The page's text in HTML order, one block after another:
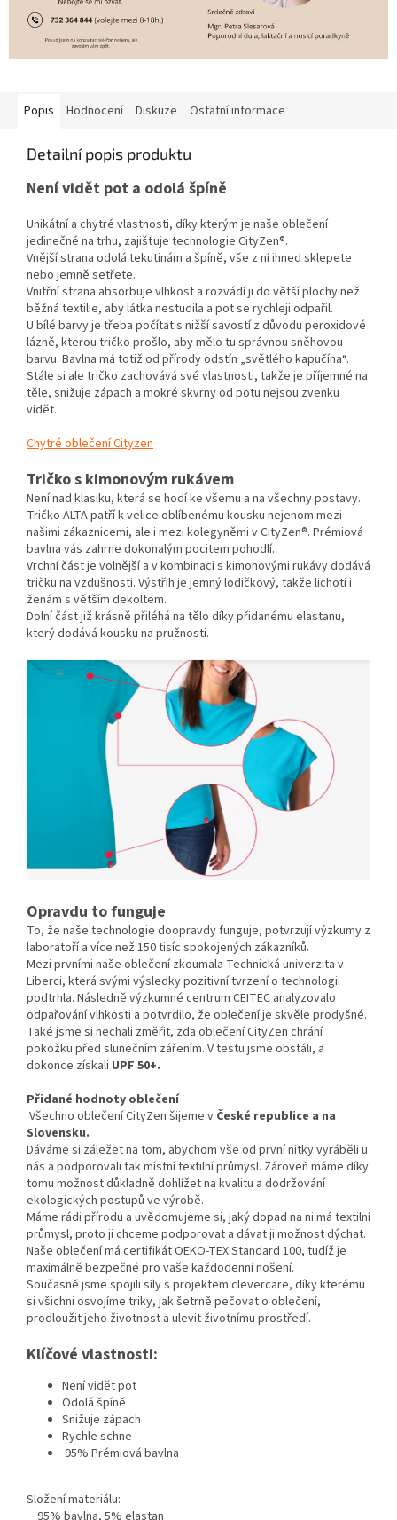
Popis Hodnocení Diskuze Ostatní informace
Detailní popis produktu
Není vidět pot a odolá špíně
Unikátní a chytré vlastnosti, díky kterým je naše oblečení
jedinečné na trhu, zajišťuje technologie CityZen®.
Vnější strana odolá tekutinám a špíně, vše z ní ihned sklepete
nebo jemně setřete.
Vnitřní strana absorbuje vlhkost a rozvádí ji do větší plochy než
běžná textilie, aby látka nestudila a pot se rychleji odpařil.
U bílé barvy je třeba počítat s nižší savostí z důvodu peroxidové
lázně, kterou tričko prošlo, aby mělo tu správnou sněhovou
barvu. Bavlna má totiž od přírody odstín „světlého kapučína“.
Stále si ale tričko zachovává své vlastnosti, takže je příjemné na
těle, snižuje zápach a mokré skvrny od potu nejsou zvenku
vidět.
Chytré oblečení Cityzen
Tričko s kimonovým rukávem
Není nad klasiku, která se hodí ke všemu a na všechny postavy.
Tričko ALTA patří k velice oblíbenému kousku nejenom mezi
našimi zákaznicemi, ale i mezi kolegyněmi v CityZen®. Prémiová
bavlna vás zahrne dokonalým pocitem pohodlí.
Vrchní část je volnější a v kombinaci s kimonovými rukávy dodává
tričku na vzdušnosti. Výstřih je jemný lodičkový, takže lichotí i
ženám s větším dekoltem.
Dolní část již krásně přiléhá na tělo díky přidanému elastanu,
který dodává kousku na pružnosti.
Opravdu to funguje
To, že naše technologie doopravdy funguje, potvrzují výzkumy z
laboratoří a více než 150 tisíc spokojených zákazníků.
Mezi prvními naše oblečení zkoumala Technická univerzita v
Liberci, která svými výsledky pozitivní tvrzení o technologii
podtrhla. Následně výzkumné centrum CEITEC analyzovalo
odpařování vlhkosti a potvrdilo, že oblečení je skvěle prodyšné.
Také jsme si nechali změřit, zda oblečení CityZen chrání
pokožku před slunečním zářením. V testu jsme obstáli, a
dokonce získali UPF 50+.
Přidané hodnoty oblečení
Všechno oblečení CityZen šijeme v České republice a na
Slovensku.
Dáváme si záležet na tom, abychom vše od první nitky vyráběli u
nás a podporovali tak místní textilní průmysl. Zároveň máme díky
tomu možnost důkladně dohlížet na kvalitu a dodržování
ekologických postupů ve výrobě.
Máme rádi přírodu a uvědomujeme si, jaký dopad na ni má textilní
průmysl, proto ji chceme podporovat a dávat ji možnost dýchat.
Naše oblečení má certifikát OEKO-TEX Standard 100, tudíž je
maximálně bezpečné pro vaše každodenní nošení.
Současně jsme spojili síly s projektem clevercare, díky kterému
si všichni osvojíme triky, jak šetrně pečovat o oblečení,
prodloužit jeho životnost a ulevit životnímu prostředí.
Klíčové vlastnosti:
Není vidět pot
Odolá špíně
Snižuje zápach
Rychle schne
95% Prémiová bavlna
Složení materiálu:
95% bavlna, 5% elastan